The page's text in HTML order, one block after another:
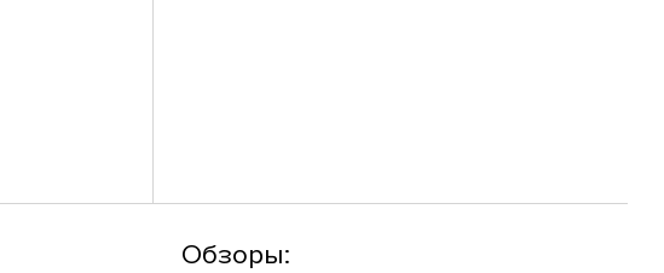
Обзоры: